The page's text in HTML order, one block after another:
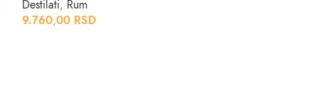
Destilati, Rum
9.760,00 RSD